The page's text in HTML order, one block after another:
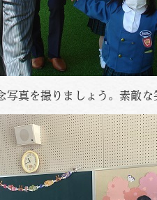
写真を撮りましょう。素敵